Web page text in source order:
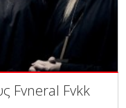
Fvneral Fvkk